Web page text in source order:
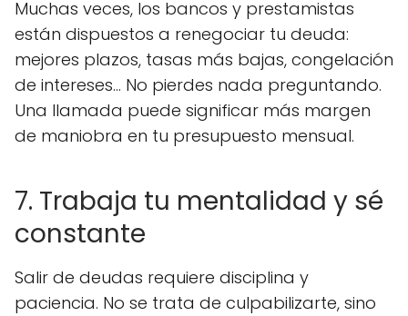
Muchas veces, los bancos y prestamistas
están dispuestos a renegociar tu deuda:
mejores plazos, tasas más bajas, congelación
de intereses... No pierdes nada preguntando.
Una llamada puede significar más margen
de maniobra en tu presupuesto mensual.
7. Trabaja tu mentalidad y sé
constante
Salir de deudas requiere disciplina y
paciencia. No se trata de culpabilizarte, sino